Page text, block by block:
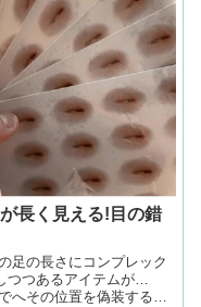
長く見える!目の錯
足の長さにコンプレック
つつあるアイテムが…
へその位置を偽装するこ